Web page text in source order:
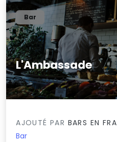
L'Ambassade
0/5
Bar
AJOUTÉ PAR BARS EN
Bar